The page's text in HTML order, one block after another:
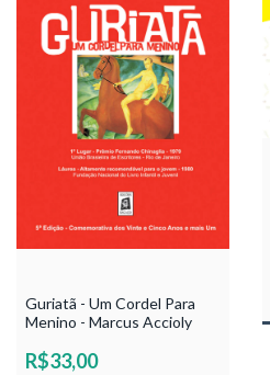
Guriatã - Um Cordel Para
Menino - Marcus Accioly
R$33,00